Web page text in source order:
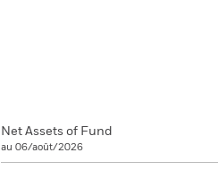
Net Assets of Fund
au 06/août/2026